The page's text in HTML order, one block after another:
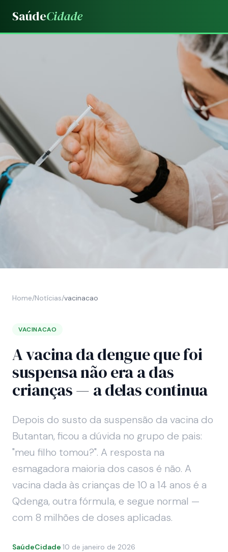
SaúdeCidade
Home/Notícias/vacinacao
VACINACAO
A vacina da dengue que foi
suspensa não era a das
crianças — a delas continua
Depois do susto da suspensão da vacina do
Butantan, ficou a dúvida no grupo de pais:
"meu filho tomou?". A resposta na
esmagadora maioria dos casos é não. A
vacina dada às crianças de 10 a 14 anos é a
Qdenga, outra fórmula, e segue normal —
com 8 milhões de doses aplicadas.
SaúdeCidade·10 de janeiro de 2026